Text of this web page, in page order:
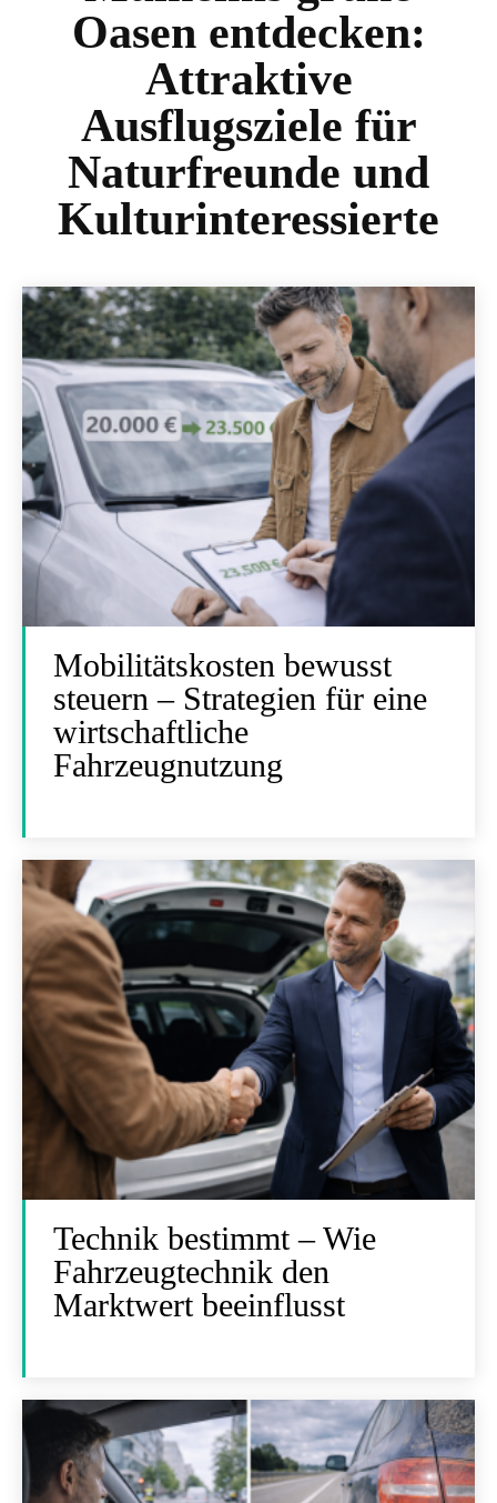
Oasen entdecken:
Attraktive
Ausflugsziele für
Naturfreunde und
Kulturinteressierte
Mobilitätskosten bewusst
steuern – Strategien für eine
wirtschaftliche
Fahrzeugnutzung
Technik bestimmt – Wie
Fahrzeugtechnik den
Marktwert beeinflusst